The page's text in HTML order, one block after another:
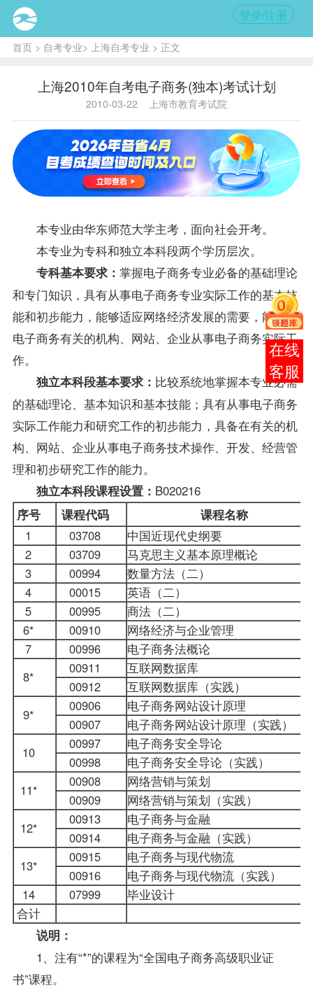
登录/注册
首页> 自考专业> 上海自考专业 > 正文
上海2010年自考电子商务(独本)考试计划
2010-03-22 上海市教育考试院
本专业由华东师范大学主考，面向社会开考。
本专业为专科和独立本科段两个学历层次。
专科基本要求： 掌握电子商务专业必备的基础理论
和专门知识，具有从事电子商务专业实际工作的基本技
能和初步能力，能够适应网络经济发展的需要，能在与
电子商务有关的机构、网站、企业从事电子商务实际工
作。
独立本科段基本要求： 比较系统地掌握本专业必需
的基础理论、基本知识和基本技能；具有从事电子商务
实际工作能力和研究工作的初步能力，具备在有关的机
构、网站、企业从事电子商务技术操作、开发、经营管
理和初步研究工作的能力。
独立本科段课程设置： B020216
序号 课程代码
课程名称
1
03708
中国近现代史纲要
2
03709
马克思主义基本原理概论
3
00994 数量方法（二）
4
00015
英语（二）
5
00995
商法（二）
6*
00910
网络经济与企业管理
7
00996
电子商务法概论
8*
00911
互联网数据库
00912
互联网数据库（实践）
9*
00906
电子商务网站设计原理
00907
电子商务网站设计原理（实践）
10
00997
电子商务安全导论
00998
电子商务安全导论（实践）
11*
00908
网络营销与策划
00909
网络营销与策划（实践）
12*
00913
电子商务与金融
00914
电子商务与金融（实践）
13*
00915
电子商务与现代物流
00916
电子商务与现代物流（实践）
14
07999
毕业设计
合计
说明：
1、注有“*”的课程为“全国电子商务高级职业证
书”课程。
报考
咨询